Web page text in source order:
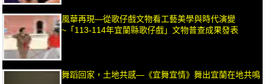
風華再現—從歌仔戲文物看工藝美學與時代演變
~「113-114年宜蘭縣歌仔戲」文物普查成果發表
舞蹈回家，土地共感—《宜舞宜情》舞出宜蘭在地共鳴